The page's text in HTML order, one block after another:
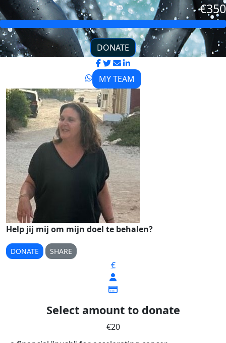
€350
DONATE
MY TEAM
Help jij mij om mijn doel te behalen?
DONATE SHARE
€
Select amount to donate
€20